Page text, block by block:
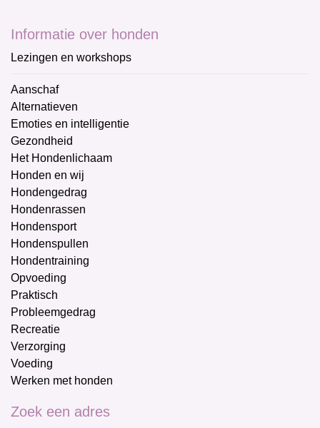
Informatie over honden
Lezingen en workshops
Aanschaf
Alternatieven
Emoties en intelligentie
Gezondheid
Het Hondenlichaam
Honden en wij
Hondengedrag
Hondenrassen
Hondensport
Hondenspullen
Hondentraining
Opvoeding
Praktisch
Probleemgedrag
Recreatie
Verzorging
Voeding
Werken met honden
Zoek een adres